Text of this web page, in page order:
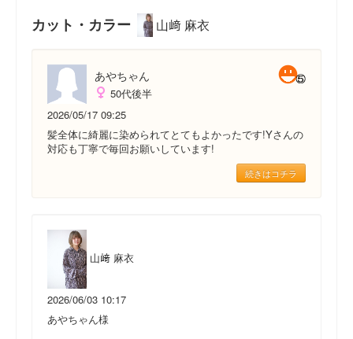
カット・カラー 山﨑 麻衣
あやちゃん
50代後半
2026/05/17 09:25
髪全体に綺麗に染められてとてもよかったです!Yさんの
対応も丁寧で毎回お願いしています!
続きはコチラ
山﨑 麻衣
2026/06/03 10:17
あやちゃん様